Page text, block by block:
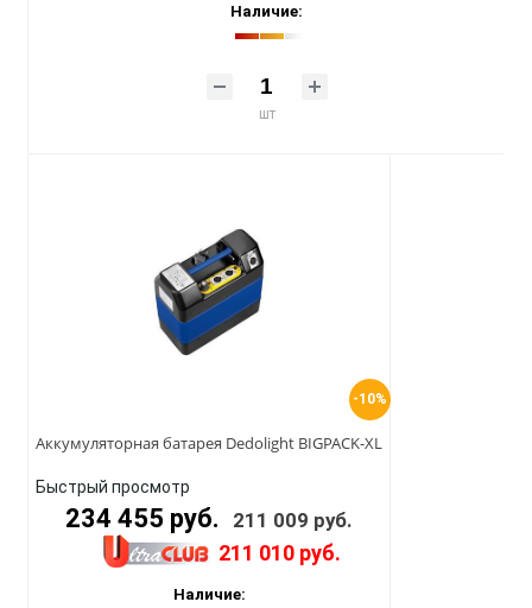
Наличие:
шт
-10%
Аккумуляторная батарея Dedolight BIGPACK-XL
Быстрый просмотр
234 455 руб. 211 009 руб.
211 010 руб.
Наличие: